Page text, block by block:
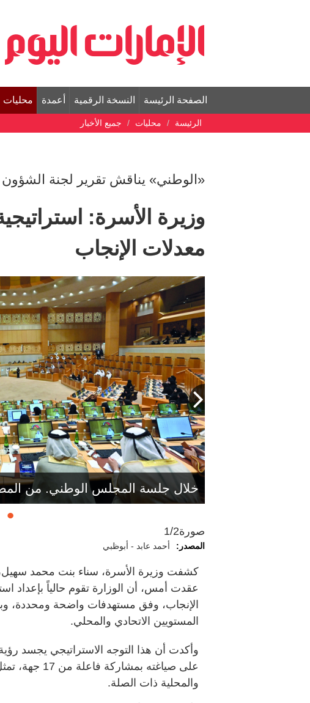
الصفحة الرئيسة النسخة الرقمية أعمدة محليات
الرئيسة محليات جميع الأخبار
«الوطني» يناقش تقرير لجنة الشؤون
وزيرة الأسرة:
معدلات الإنجاب
خلال جلسة المجلس الوطني. من
صورة1/2
المصدر: أحمد عابد - أبوظبي
كشفت وزيرة الأسرة، سناء بنت محمد
عقدت أمس، أن الوزارة تقوم حالياً بإعداد
الإنجاب، وفق مستهدفات واضحة ومحددة،
المستويين الاتحادي والمحلي.
وأكدت أن هذا التوجه الاستراتيجي يجسد
على صياغته
والمحلية ذات الصلة.